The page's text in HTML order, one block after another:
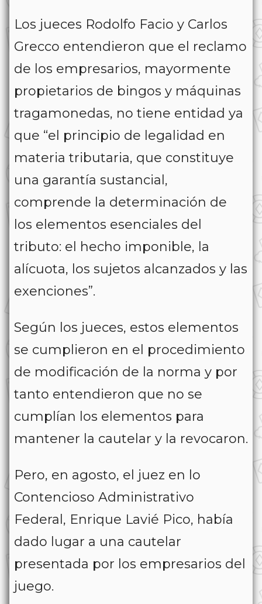
Los jueces Rodolfo Facio y Carlos
Grecco entendieron que el reclamo
de los empresarios, mayormente
propietarios de bingos y máquinas
tragamonedas, no tiene entidad ya
que “el principio de legalidad en
materia tributaria, que constituye
una garantía sustancial,
comprende la determinación de
los elementos esenciales del
tributo: el hecho imponible, la
alícuota, los sujetos alcanzados y las
exenciones”.
Según los jueces, estos elementos
se cumplieron en el procedimiento
de modificación de la norma y por
tanto entendieron que no se
cumplían los elementos para
mantener la cautelar y la revocaron.
Pero, en agosto, el juez en lo
Contencioso Administrativo
Federal, Enrique Lavié Pico, había
dado lugar a una cautelar
presentada por los empresarios del
juego.